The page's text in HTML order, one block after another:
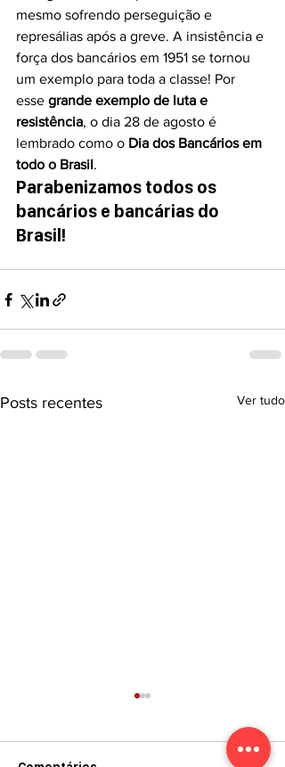
mesmo sofrendo perseguição e
represálias após a greve. A insistência e
força dos bancários em 1951 se tornou
um exemplo para toda a classe! Por
esse grande exemplo de luta e
resistência, o dia 28 de agosto é
lembrado como o Dia dos Bancários em
todo o Brasil.
Parabenizamos todos os
bancários e bancárias do
Brasil!
Posts recentes Ver tudo